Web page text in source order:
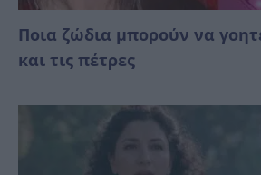
Ποια ζώδια μπορούν να
και τις πέτρες